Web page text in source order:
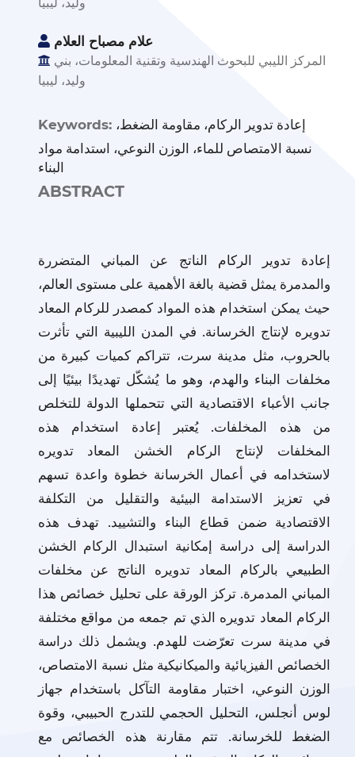
علام مصباح العلام
وليد، ليبيا
Keywords: إعادة تدوير الركام، مقاومة الضغط،
نسبة الامتصاص للماء، الوزن النوعي، استدامة مواد
البناء
ABSTRACT
إعادة تدوير الركام الناتج عن المباني المتضررة
والمدمرة يمثل قضية بالغة الأهمية على مستوى العالم،
حيث يمكن استخدام هذه المواد كمصدر للركام المعاد
تدويره لإنتاج الخرسانة. في المدن الليبية التي تأثرت
بالحروب، مثل مدينة سرت، تتراكم كميات كبيرة من
مخلفات البناء والهدم، وهو ما يُشكّل تهديدًا بيئيًا إلى
جانب الأعباء الاقتصادية التي تتحملها الدولة للتخلص
من هذه المخلفات. يُعتبر إعادة استخدام هذه
المخلفات لإنتاج الركام الخشن المعاد تدويره
لاستخدامه في أعمال الخرسانة خطوة واعدة تسهم
في تعزيز الاستدامة البيئية والتقليل من التكلفة
الاقتصادية ضمن قطاع البناء والتشييد. تهدف هذه
الدراسة إلى دراسة إمكانية استبدال الركام الخشن
الطبيعي بالركام المعاد تدويره الناتج عن مخلفات
المباني المدمرة. تركز الورقة على تحليل خصائص هذا
الركام المعاد تدويره الذي تم جمعه من مواقع مختلفة
في مدينة سرت تعرّضت للهدم. ويشمل ذلك دراسة
الخصائص الفيزيائية والميكانيكية مثل نسبة الامتصاص،
الوزن النوعي، اختبار مقاومة التآكل باستخدام جهاز
لوس أنجلس، التحليل الحجمي للتدرج الحبيبي، وقوة
الضغط للخرسانة. تتم مقارنة هذه الخصائص مع